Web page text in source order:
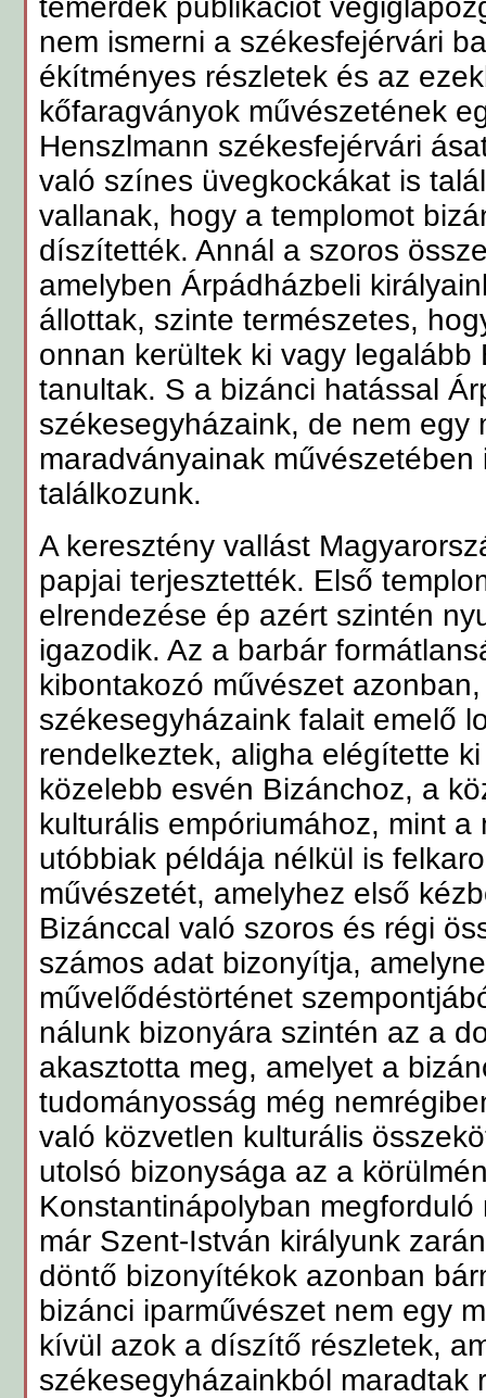
temérdek publikációt
nem ismerni a székesfejérvári
ékítményes részletek és az
kőfaragványok művészetének
Henszlmann székesfejérvári
való színes üvegkockákat is
vallanak, hogy a templomot
díszítették. Annál a szoros
amelyben Árpádházbeli
állottak, szinte természetes,
onnan kerültek ki vagy legalább
tanultak. S a bizánci hatással
székesegyházaink, de nem egy
maradványainak művészetében
találkozunk.
A keresztény vallást
papjai terjesztették. Első
elrendezése ép azért szintén
igazodik. Az a barbár
kibontakozó művészet
székesegyházaink falait emelő
rendelkeztek, aligha elégítette
közelebb esvén Bizánchoz, a
kulturális empóriumához, mint
utóbbiak példája nélkül is
művészetét, amelyhez első
Bizánccal való szoros és régi
számos adat bizonyítja,
művelődéstörténet
nálunk bizonyára szintén az a
akasztotta meg, amelyet a
tudományosság még
való közvetlen kulturális
utolsó bizonysága az a
Konstantinápolyban megforduló
már Szent-István királyunk
döntő bizonyítékok azonban
bizánci iparművészet nem egy
kívül azok a díszítő részletek,
székesegyházainkból maradtak